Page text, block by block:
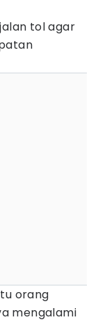
tol agar
orang
mengalami